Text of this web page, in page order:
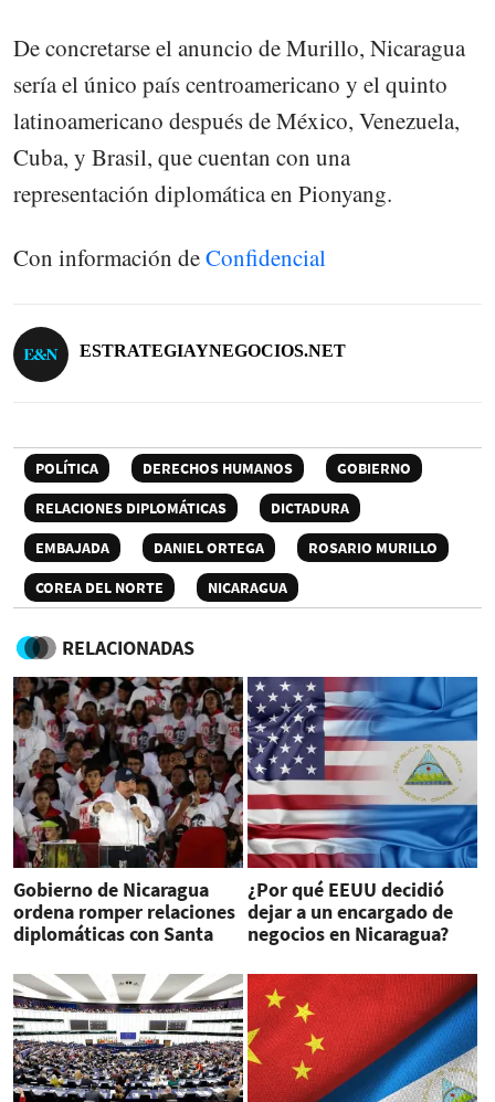
De concretarse el anuncio de Murillo, Nicaragua
sería el único país centroamericano y el quinto
latinoamericano después de México, Venezuela,
Cuba, y Brasil, que cuentan con una
representación diplomática en Pionyang.
Con información deConfidencial
ESTRATEGIAYNEGOCIOS.NET
POLÍTICA DERECHOS HUMANOS
GOBIERNO
RELACIONES DIPLOMÁTICAS
DICTADURA
EMBAJADA
DANIEL ORTEGA
ROSARIO MURILLO
COREA DEL NORTE
NICARAGUA
RELACIONADAS
Gobierno de Nicaragua
ordena romper relaciones
diplomáticas con Santa
¿Por qué EEUU decidió
dejar a un encargado de
negocios en Nicaragua?